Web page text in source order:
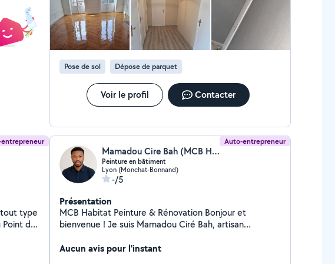
très aimable, nous le recommandons vivement.
Pose de sol Dépose de parquet
Voir le profil Contacter
Auto-entrepreneur
Mamadou Cire Bah (MCB Habitat)
Peinture en bâtiment
Lyon (Monchat-Bonnand)
-/5
Présentation
MCB Habitat Peinture & Rénovation Bonjour et
bienvenue ! Je suis Mamadou Ciré Bah, artisan
rénovation intérieure et extérieure. Je vous propose
Aucun avis pour l'instant